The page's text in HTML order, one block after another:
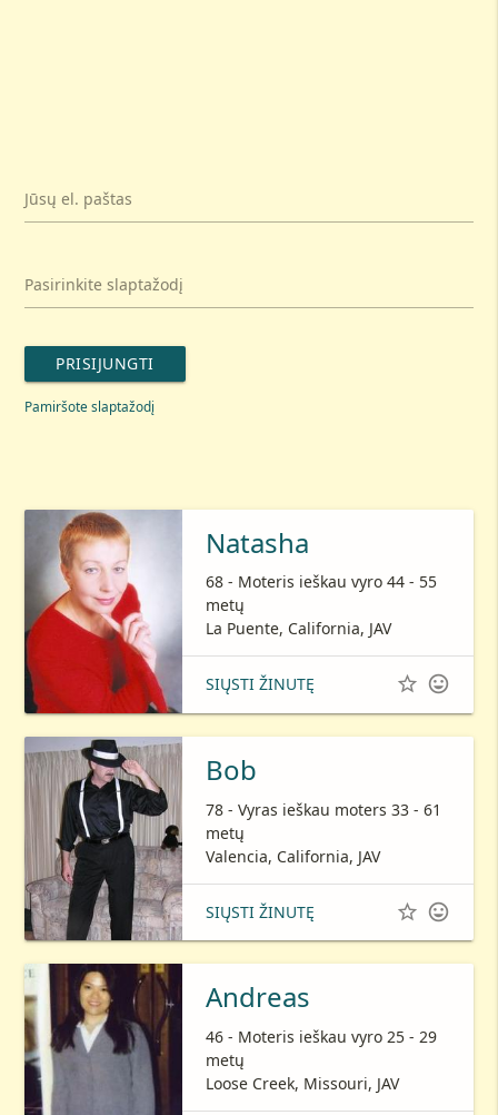
Jūsų el. paštas
Pasirinkite slaptažodį
PRISIJUNGTI
Pamiršote slaptažodį
Natasha
68 - Moteris ieškau vyro 44 - 55
metų
La Puente, California, JAV
SIŲSTI ŽINUTĘ  
Bob
78 - Vyras ieškau moters 33 - 61
metų
Valencia, California, JAV
SIŲSTI ŽINUTĘ  
Andreas
46 - Moteris ieškau vyro 25 - 29
metų
Loose Creek, Missouri, JAV